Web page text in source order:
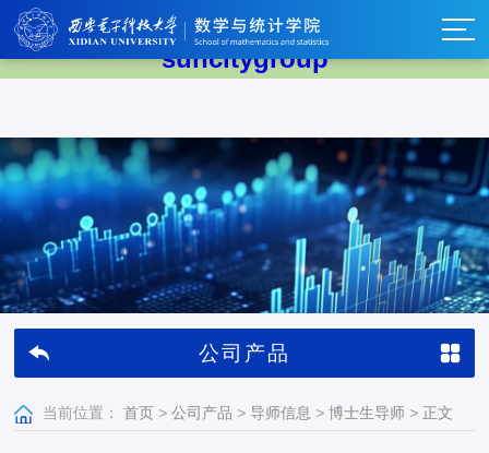
太阳集团tyc539(中国)有限公司-
suncitygroup
公司产品
当前位置： 首页 > 公司产品 > 导师信息 > 博士生导师 > 正文